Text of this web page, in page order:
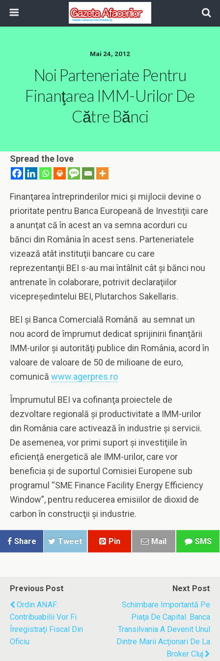
Mai 24, 2012
Noi Parteneriate Pentru
Finanţarea IMM-Urilor De
Către Bănci
Spread the love
Finanţarea întreprinderilor mici şi mijlocii devine o
prioritate pentru Banca Europeană de Investiţii care
a anunţat că în acest an va semna acorduri cu
bănci din România în acest sens. Parteneriatele
vizează atât instituţii bancare cu care
reprezentanţii BEI s-au mai întâlnit cât şi bănci nou
antrenate în colaborare, potrivit declaraţiilor
vicepreşedintelui BEI, Plutarchos Sakellaris.
BEI şi Banca Comercială Română au semnat un
nou acord de împrumut dedicat sprijinirii finanţării
IMM-urilor şi autorităţi publice din România, acord în
valoare de valoare de 50 de milioane de euro,
comunică www.agerpres.ro
Împrumutul BEI va cofinanţa proiectele de
dezvoltare regională şi productivitate a IMM-urilor
din România care activează în industrie şi servicii.
De asemenea, vor primi suport şi investiţiile în
eficienţă energetică ale IMM-urilor, care vor
beneficia şi de suportul Comisiei Europene sub
programul “SME Finance Facility Energy Efficiency
Window”, pentru reducerea emisiilor de dioxid de
carbon în construcţii şi industrie.
Share Tweet Pin Mail SMS
Previous Post
Ordin ANAF:
Contribuabilii Vor Fi
Înregistraţi Fiscal Din
Oficiu
Next Post
Schimbare Importantă Pe
Piaţa De Capital. Banca
Transilvania A Devenit Unul
Dintre Marii Acţionari De La
Broker Cluj